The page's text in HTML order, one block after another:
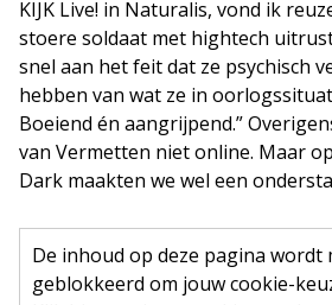
KIJK Live! in Naturalis, vond ik
stoere soldaat met hightech
snel aan het feit dat ze psychisch
hebben van wat ze in
Boeiend én aangrijpend.”
van Vermetten niet online. Maar
Dark maakten we wel een
De inhoud op deze pagina wordt
geblokkeerd om jouw cookie-